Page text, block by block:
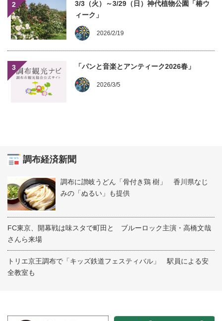
2
3/3（火）～3/29（日）神代植物公園「椿ウ
ィーク」
2026/2/19
3 「パンと音楽とアンティーク2026春」
2026/3/5
調布経済新聞
調布に讃岐うどん「骨付き鶏 樹」 香川県なじ
みの「ぬるい」も提供
FC東京、開幕戦は味スタで町田と ブルーロック主演・高橋文哉
さんら来場
トリエ京王調布で「キッズ鉄道フェスティバル」 駅員による安
全教室も